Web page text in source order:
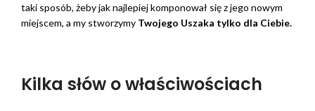
taki sposób, żeby jak najlepiej komponował się z jego nowym
miejscem, a my stworzymy Twojego Uszaka tylko dla Ciebie.
Kilka słów o właściwościach